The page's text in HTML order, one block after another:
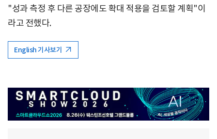
"성과 측정 후 다른 공장에도 확대 적용을 검토할 계획"이
라고 전했다.
English 기사보기